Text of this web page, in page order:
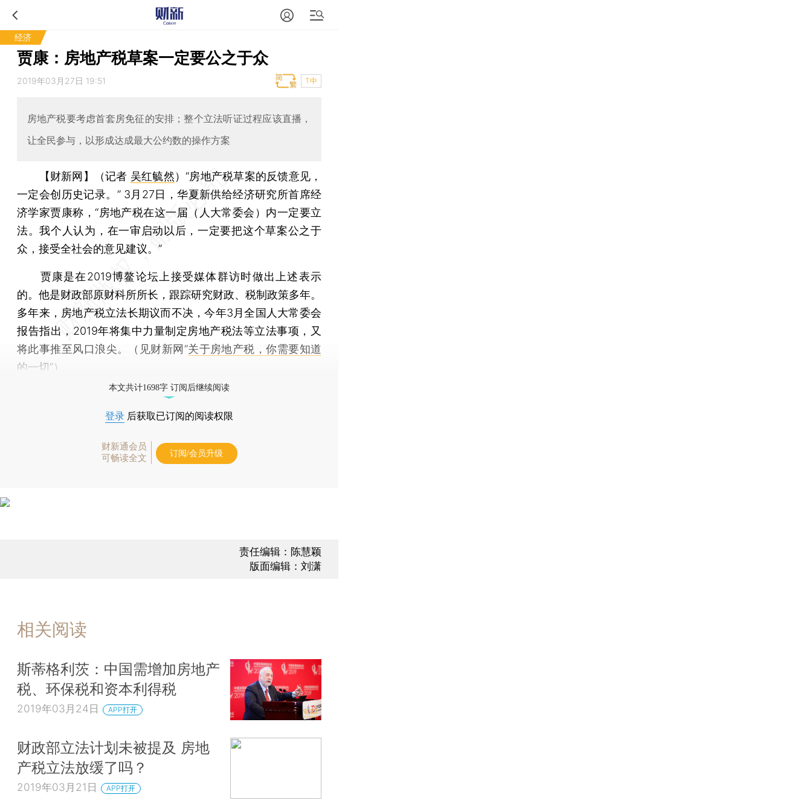
经济
贾康：房地产税草案一定要公之于众
2019年03月27日 19:51 T中
房地产税要考虑首套房免征的安排；整个立法听证过程应该直播，
让全民参与，以形成达成最大公约数的操作方案
【财新网】（记者 吴红毓然） “房地产税草案的反馈意见，
一定会创历史记录。” 3月27日，华夏新供给经济研究所首席经
济学家贾康称，“房地产税在这一届（人大常委会）内一定要立
法。我个人认为，在一审启动以后，一定要把这个草案公之于
众，接受全社会的意见建议。”
贾康是在2019博鳌论坛上接受媒体群访时做出上述表示
的。他是财政部原财科所所长，跟踪研究财政、税制政策多年。
多年来，房地产税立法长期议而不决，今年3月全国人大常委会
报告指出，2019年将集中力量制定房地产税法等立法事项，又
将此事推至风口浪尖。（见财新网“关于房地产税，你需要知道
的一切”）
本文共计1698字 订阅后继续阅读
登录 后获取已订阅的阅读权限
财新通会员
可畅读全文
订阅/会员升级
责任编辑：陈慧颖
版面编辑：刘潇
相关阅读
斯蒂格利茨：中国需增加房地产
税、环保税和资本利得税
2019年03月24日 APP打开
财政部立法计划未被提及 房地
产税立法放缓了吗？
2019年03月21日 APP打开